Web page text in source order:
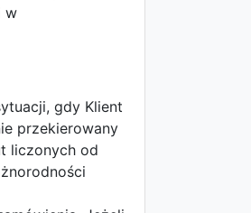
w
gdy Klient
przekierowany
liczonych od